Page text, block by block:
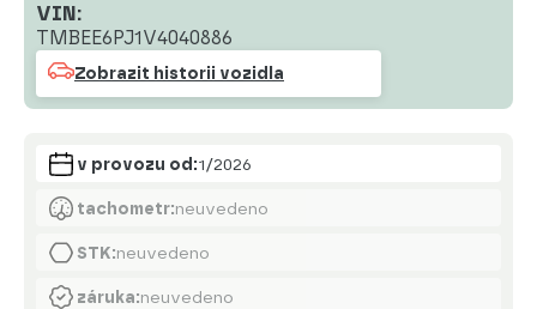
VIN:
TMBEE6PJ1V4040886
Zobrazit historii vozidla
v provozu od:1/2026
tachometr:neuvedeno
STK:neuvedeno
záruka:neuvedeno